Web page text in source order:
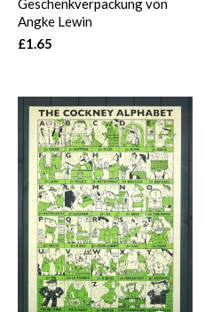
Geschenkverpackung von
Angke Lewin
£1.65